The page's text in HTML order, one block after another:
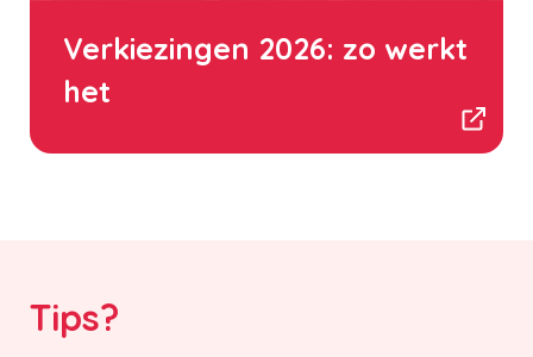
Verkiezingen 2026: zo werkt
het
Tips?